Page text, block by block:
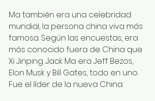
Ma también era una celebridad
mundial, la persona china viva más
famosa. Según las encuestas, era
más conocido fuera de China que
Xi Jinping. Jack Ma era Jeff Bezos,
Elon Musk y Bill Gates, todo en uno.
Fue el líder de la nueva China: